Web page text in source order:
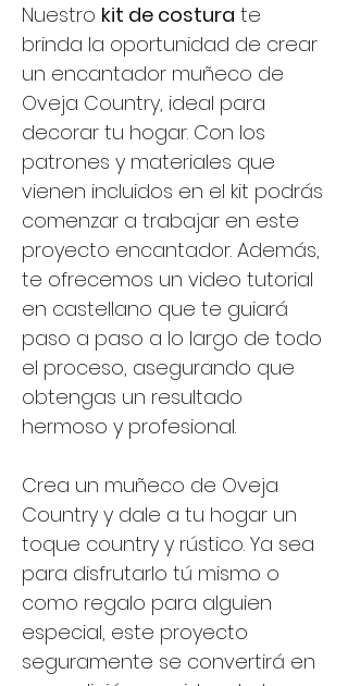
Nuestro kit de costura te
brinda la oportunidad de crear
un encantador muñeco de
Oveja Country, ideal para
decorar tu hogar. Con los
patrones y materiales que
vienen incluidos en el kit podrás
comenzar a trabajar en este
proyecto encantador. Además,
te ofrecemos un video tutorial
en castellano que te guiará
paso a paso a lo largo de todo
el proceso, asegurando que
obtengas un resultado
hermoso y profesional.
Crea un muñeco de Oveja
Country y dale a tu hogar un
toque country y rústico. Ya sea
para disfrutarlo tú mismo o
como regalo para alguien
especial, este proyecto
seguramente se convertirá en